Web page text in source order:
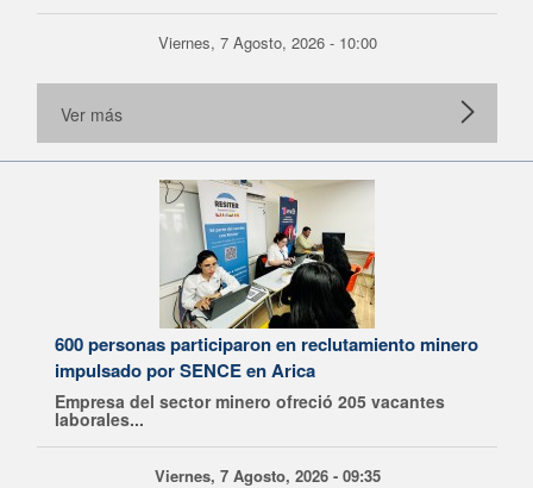
Viernes, 7 Agosto, 2026 - 10:00
Ver más
600 personas participaron en reclutamiento minero
impulsado por SENCE en Arica
Empresa del sector minero ofreció 205 vacantes
laborales...
Viernes, 7 Agosto, 2026 - 09:35